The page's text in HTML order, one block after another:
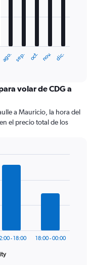
ago. sep. oct. nov. dic.
volar de CDG a
a Mauricio, la hora del
el precio total de los
- 18:00 18:00 - 00:00